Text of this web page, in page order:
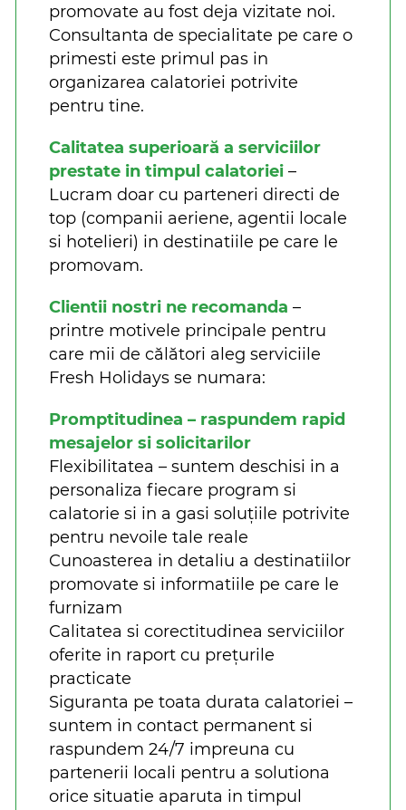
promovate au fost deja vizitate noi.
Consultanta de specialitate pe care o
primesti este primul pas in
organizarea calatoriei potrivite
pentru tine.
Calitatea superioară a serviciilor
prestate in timpul calatoriei –
Lucram doar cu parteneri directi de
top (companii aeriene, agentii locale
si hotelieri) in destinatiile pe care le
promovam.
Clientii nostri ne recomanda –
printre motivele principale pentru
care mii de călători aleg serviciile
Fresh Holidays se numara:
Promptitudinea – raspundem rapid
mesajelor si solicitarilor
Flexibilitatea – suntem deschisi in a
personaliza fiecare program si
calatorie si in a gasi soluțiile potrivite
pentru nevoile tale reale
Cunoasterea in detaliu a destinatiilor
promovate si informatiile pe care le
furnizam
Calitatea si corectitudinea serviciilor
oferite in raport cu prețurile
practicate
Siguranta pe toata durata calatoriei –
suntem in contact permanent si
raspundem 24/7 impreuna cu
partenerii locali pentru a solutiona
orice situatie aparuta in timpul